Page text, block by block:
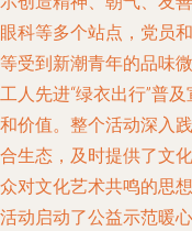
科等多个站点，党员和
受到新潮青年的品味微
人先进“绿衣出行”普及
价值。整个活动深入践
生态，及时提供了文化
对文化艺术共鸣的思想
动启动了公益示范暖心